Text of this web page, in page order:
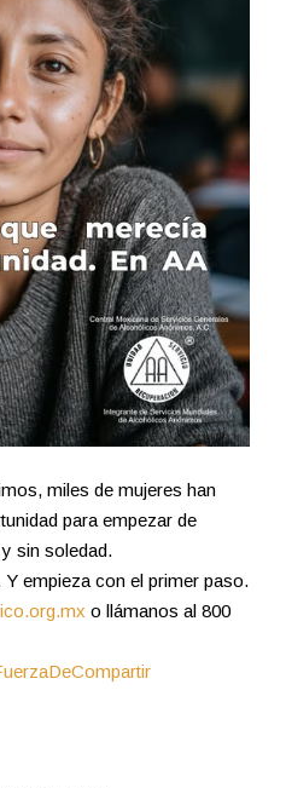
miles de mujeres han
para empezar de
sin soledad.
empieza con el primer paso.
o llámanos al 800